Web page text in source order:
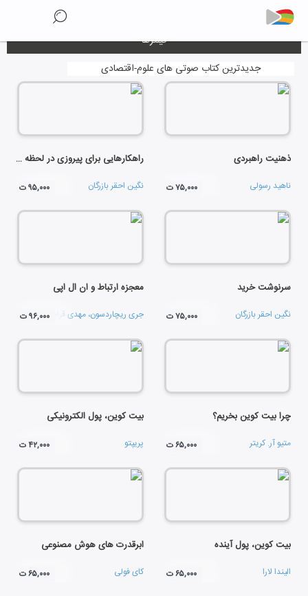
فیلترها
جدیدترین کتاب صوتی های علوم-اقتصادی
ذهنیت راهبردی
ناهید رسولی ۷۵,۰۰۰ ت
راهکارهایی برای پیروزی در لحظه صفر
نگین احقر بازرگان ۹۵,۰۰۰ ت
سرنوشت خرید
نگین احقر بازرگان ۷۵,۰۰۰ ت
معجزه ارتباط و ان ال اپی
جری ریچاردسون، مهدی قراچه‌ داغیو۹۶,۰۰۰ ت
چرا بیت کوین بخریم؟
متیو آر. کریتر ۶۵,۰۰۰ ت
بیت کوین، پول الکترونیکی
پریپتو ۴۲,۰۰۰ ت
بیت کوین، پول آینده
الیندا لارا ۶۵,۰۰۰ ت
ابرقدرت های هوش مصنوعی
کای فولی ۶۵,۰۰۰ ت